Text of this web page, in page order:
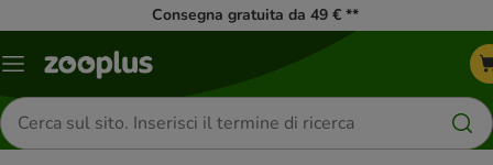
Consegna gratuita da 49 € **
Overview
Cerca
prodotti